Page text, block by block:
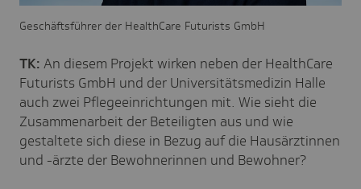
Geschäftsführer der HealthCare Futurists GmbH
TK: An diesem Projekt wirken neben der HealthCare
Futurists GmbH und der Universitätsmedizin Halle
auch zwei Pflegeeinrichtungen mit. Wie sieht die
Zusammenarbeit der Beteiligten aus und wie
gestaltete sich diese in Bezug auf die Hausärztinnen
und -ärzte der Bewohnerinnen und Bewohner?